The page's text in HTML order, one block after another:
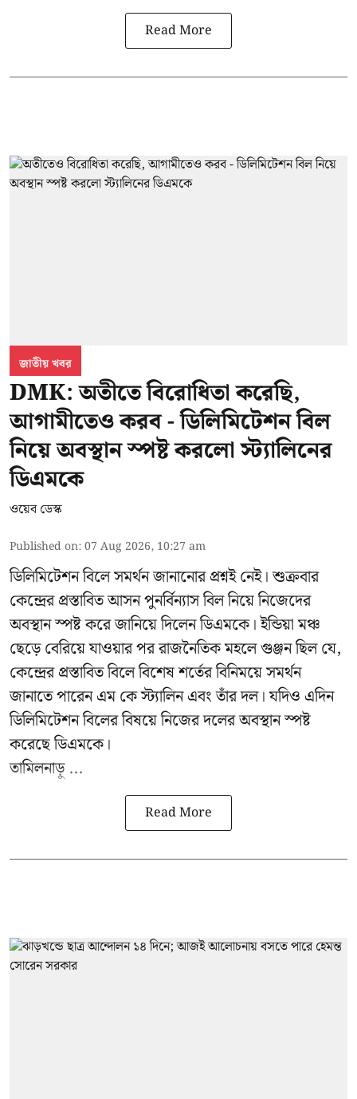
Read More
জাতীয় খবর
DMK: অতীতে বিরোধিতা করেছি,
আগামীতেও করব - ডিলিমিটেশন বিল
নিয়ে অবস্থান স্পষ্ট করলো স্ট্যালিনের
ডিএমকে
ওয়েব ডেস্ক
Published on:07 Aug 2026, 10:27 am
ডিলিমিটেশন বিলে সমর্থন জানানোর প্রশ্নই নেই। শুক্রবার
কেন্দ্রের প্রস্তাবিত আসন পুনর্বিন্যাস বিল নিয়ে নিজেদের
অবস্থান স্পষ্ট করে জানিয়ে দিলেন ডিএমকে। ইন্ডিয়া মঞ্চ
ছেড়ে বেরিয়ে যাওয়ার পর রাজনৈতিক মহলে গুঞ্জন ছিল যে,
কেন্দ্রের প্রস্তাবিত বিলে বিশেষ শর্তের বিনিময়ে সমর্থন
জানাতে পারেন এম কে স্ট্যালিন এবং তাঁর দল। যদিও এদিন
ডিলিমিটেশন বিলের বিষয়ে নিজের দলের অবস্থান স্পষ্ট
করেছে ডিএমকে।
তামিলনাড়ু ...
Read More